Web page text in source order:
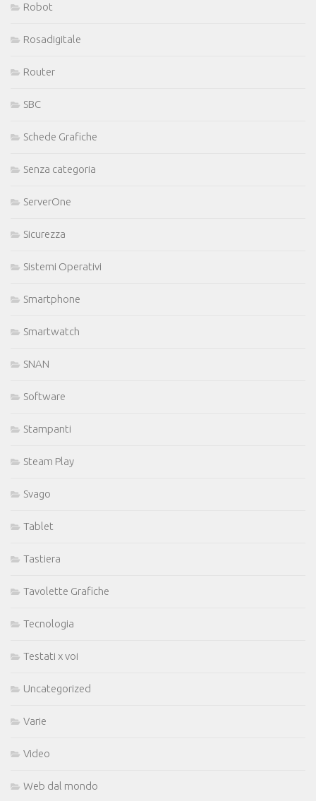
Robot
Rosadigitale
Router
SBC
Schede Grafiche
Senza categoria
ServerOne
Sicurezza
Sistemi Operativi
Smartphone
Smartwatch
SNAN
Software
Stampanti
Steam Play
Svago
Tablet
Tastiera
Tavolette Grafiche
Tecnologia
Testati x voi
Uncategorized
Varie
Video
Web dal mondo